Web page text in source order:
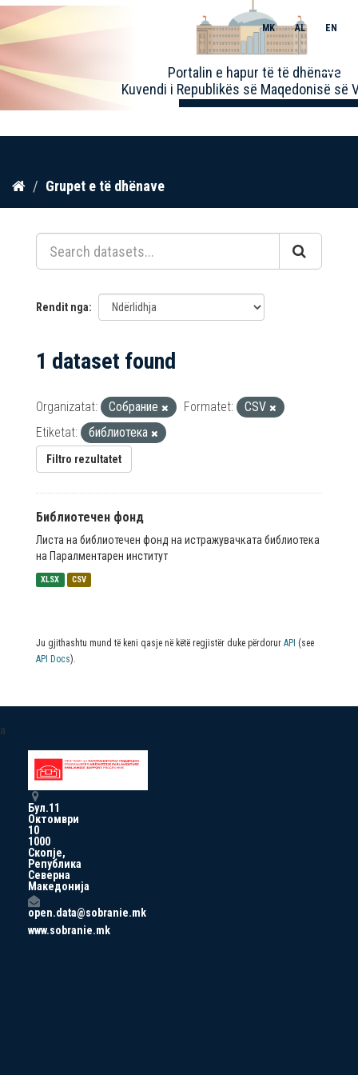
Kalo
përmbajtja
Portalin e hapur të të dhënave
Kuvendi i Republikës së Maqedonisë së
MK AL EN
Toggle
Grupet e të dhënave
Rendit nga
1 dataset found
Organizatat: Собрание Formatet:
CSV
Etiketat:
библиотека
Filtro rezultatet
Библиотечен фонд
Листа на библиотечен фонд на истражувачката библиотека
на Паралментарен институт
XLSX CSV
Ju gjithashtu mund të keni qasje në këtë regjistër duke përdorur API (see
API Docs).
a
Бул.11
Октомври
10
1000
Скопје,
Република
Северна
Македонија
open.data@sobranie.mk
www.sobranie.mk